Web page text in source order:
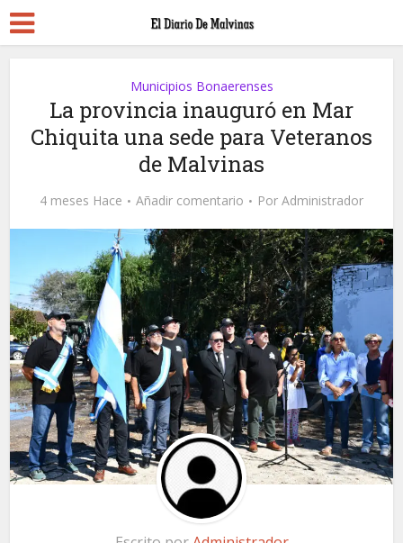
Municipios Bonaerenses
La provincia inauguró en Mar
Chiquita una sede para Veteranos
de Malvinas
4 meses Hace Añadir comentario Por Administrador